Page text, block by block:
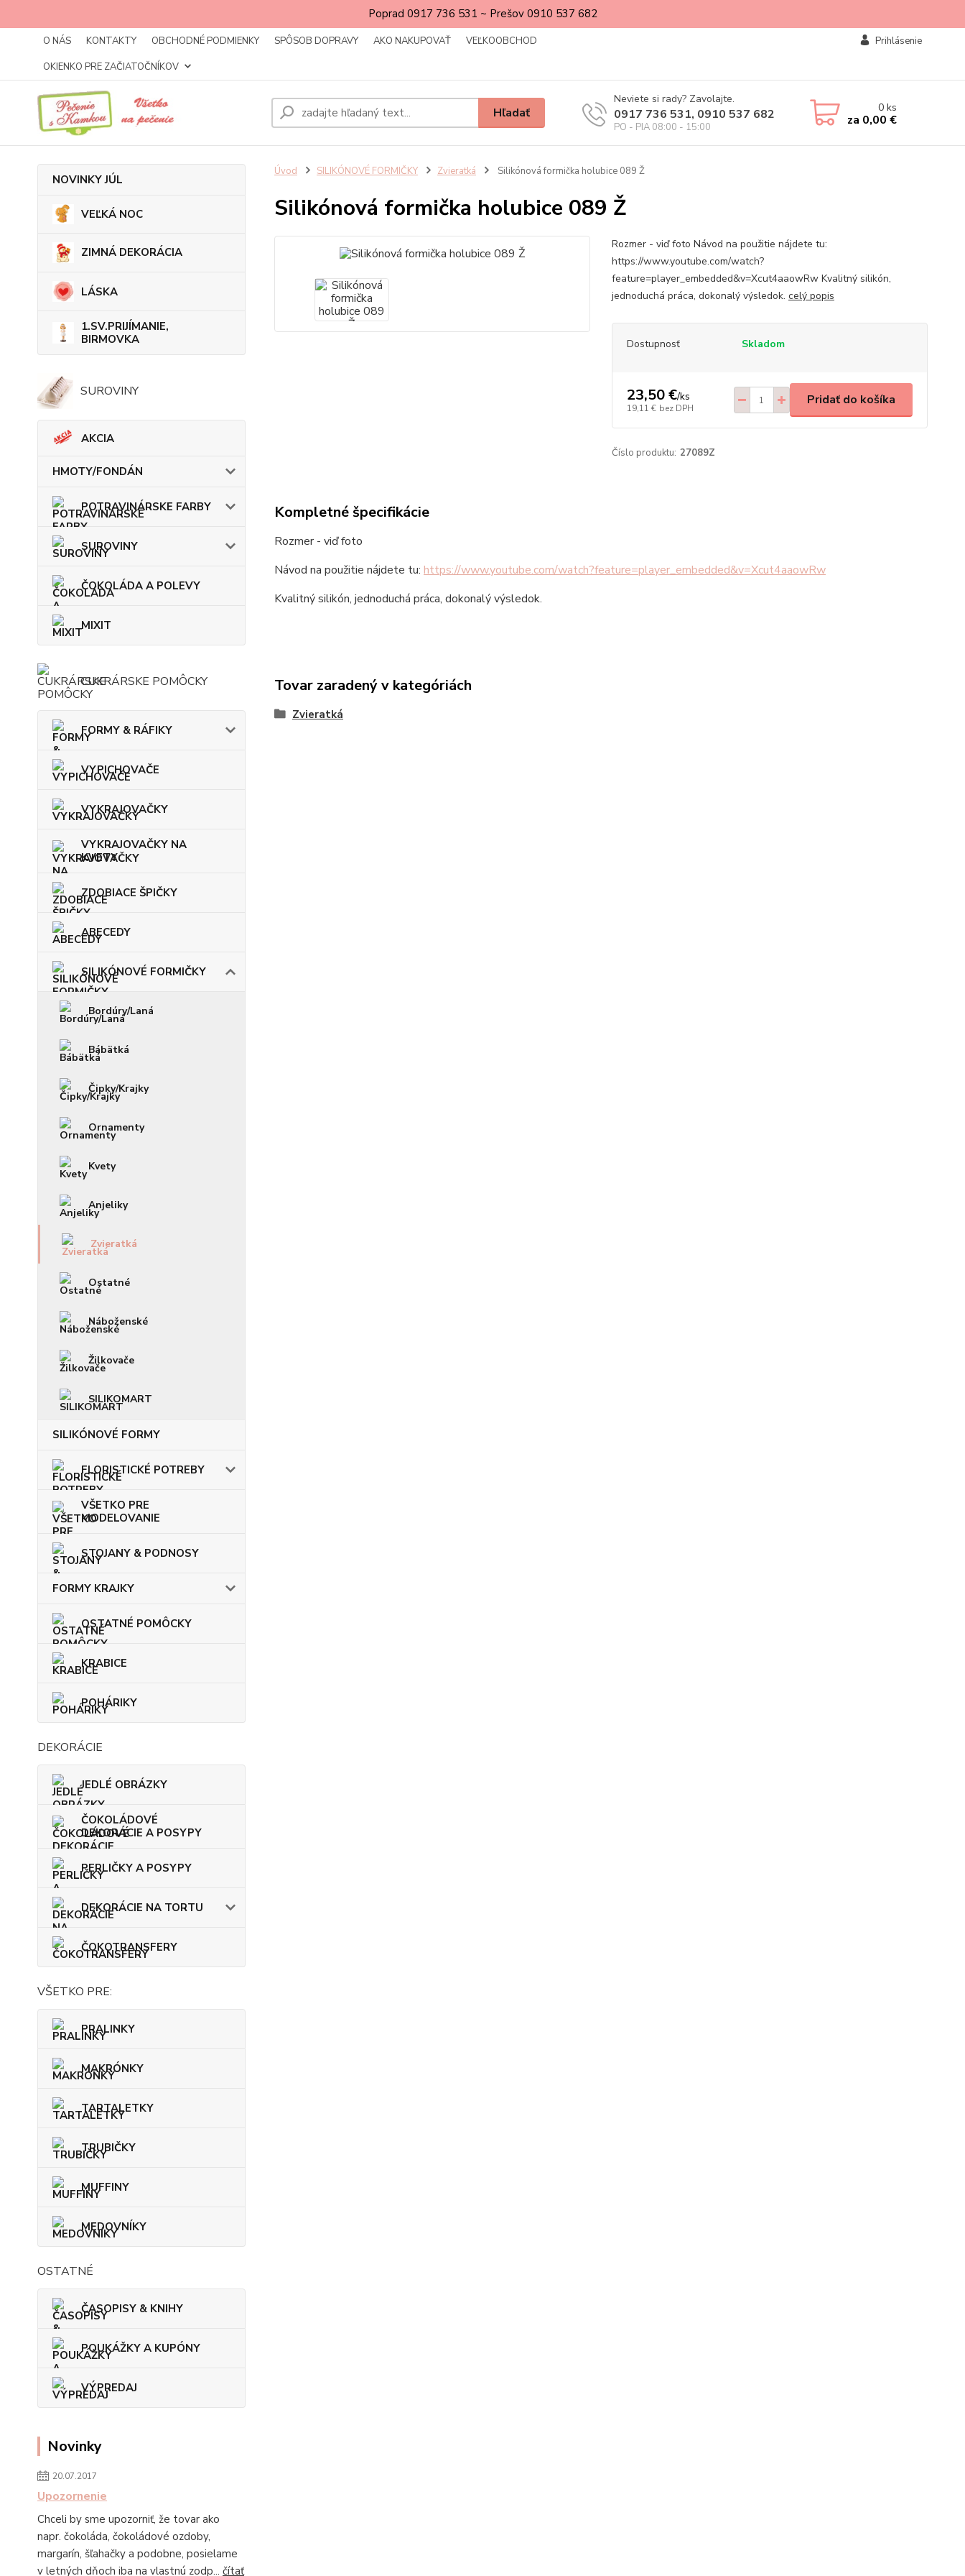
Poprad 0917 736 531 ~ Prešov 0910 537 682
O NÁS KONTAKTY OBCHODNÉ PODMIENKY SPÔSOB DOPRAVY AKO NAKUPOVAŤ
VEĽKOOBCHOD
OKIENKO PRE ZAČIATOČNÍKOV
Prihlásenie
Hľadať
Neviete si rady? Zavolajte.
0917 736 531, 0910 537 682
PO - PIA 08:00 - 15:00
0ks
za 0,00 €
NOVINKY JÚL
VEĽKÁ NOC
ZIMNÁ DEKORÁCIA
LÁSKA
1.SV.PRIJÍMANIE,
BIRMOVKA
SUROVINY
AKCIA
HMOTY/FONDÁN
POTRAVINÁRSKE FARBY
SUROVINY
ČOKOLÁDA A POLEVY
MIXIT
CUKRÁRSKE POMÔCKY
FORMY & RÁFIKY
VYPICHOVAČE
VYKRAJOVAČKY
VYKRAJOVAČKY NA
KVETY
ZDOBIACE ŠPIČKY
ABECEDY
SILIKÓNOVÉ FORMIČKY
Bordúry/Laná
Bábätká
Čipky/Krajky
Ornamenty
Kvety
Anjeliky
Zvieratká
Ostatné
Náboženské
Žilkovače
SILIKOMART
SILIKÓNOVÉ FORMY
FLORISTICKÉ POTREBY
VŠETKO PRE
MODELOVANIE
STOJANY & PODNOSY
FORMY KRAJKY
OSTATNÉ POMÔCKY
KRABICE
POHÁRIKY
DEKORÁCIE
JEDLÉ OBRÁZKY
ČOKOLÁDOVÉ
DEKORÁCIE A POSYPY
PERLIČKY A POSYPY
DEKORÁCIE NA TORTU
ČOKOTRANSFERY
VŠETKO PRE:
PRALINKY
MAKRÓNKY
TARTALETKY
TRUBIČKY
MUFFINY
MEDOVNÍKY
OSTATNÉ
ČASOPISY & KNIHY
POUKÁŽKY A KUPÓNY
VÝPREDAJ
Novinky
20.07.2017
Upozornenie
Chceli by sme upozorniť, že tovar ako
napr. čokoláda, čokoládové ozdoby,
margarín, šľahačky a podobne, posielame
v letných dňoch iba na vlastnú zodp... čítať
Úvod SILIKÓNOVÉ FORMIČKY Zvieratká Silikónová formička holubice 089 Ž
Silikónová formička holubice 089 Ž
Rozmer - viď foto Návod na použitie nájdete tu:
https://www.youtube.com/watch?
feature=player_embedded&v=Xcut4aaowRw Kvalitný silikón,
jednoduchá práca, dokonalý výsledok. celý popis
Dostupnosť Skladom
23,50 €/ks
19,11 € bez DPH
Pridať do košíka
Číslo produktu: 27089Z
Kompletné špecifikácie
Rozmer - viď foto
Návod na použitie nájdete tu: https://www.youtube.com/watch?feature=player_embedded&v=Xcut4aaowRw
Kvalitný silikón, jednoduchá práca, dokonalý výsledok.
Tovar zaradený v kategóriách
Zvieratká